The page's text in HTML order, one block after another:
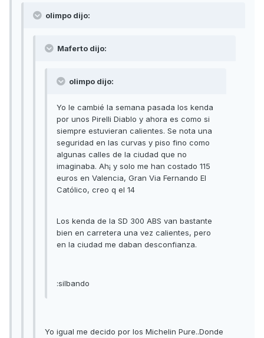
olimpo dijo:
Maferto dijo:
olimpo dijo:
Yo le cambié la semana pasada los kenda
por unos Pirelli Diablo y ahora es como si
siempre estuvieran calientes. Se nota una
seguridad en las curvas y piso fino como
algunas calles de la ciudad que no
imaginaba. Ah¡ y solo me han costado 115
euros en Valencia, Gran Via Fernando El
Católico, creo q el 14
Los kenda de la SD 300 ABS van bastante
bien en carretera una vez calientes, pero
en la ciudad me daban desconfianza.
:silbando
Yo igual me decido por los Michelin Pure..Donde